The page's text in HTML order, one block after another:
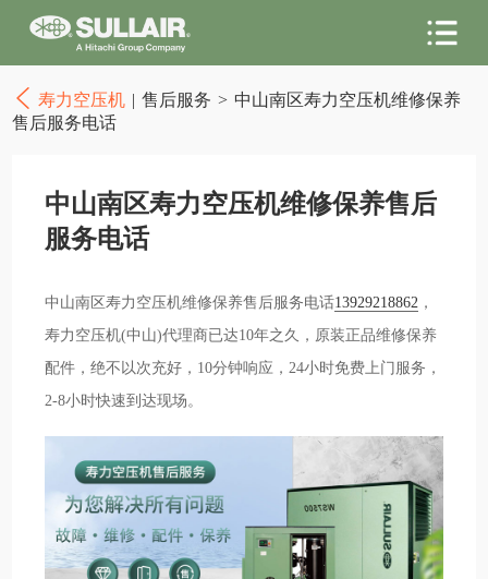
寿力空压机 | 售后服务 > 中山南区寿力空压机维修保养
售后服务电话
中山南区寿力空压机维修保养售后
服务电话
中山南区寿力空压机维修保养售后服务电话13929218862 ，
寿力空压机(中山)代理商已达10年之久，原装正品维修保养
配件，绝不以次充好，10分钟响应，24小时免费上门服务，
2-8小时快速到达现场。